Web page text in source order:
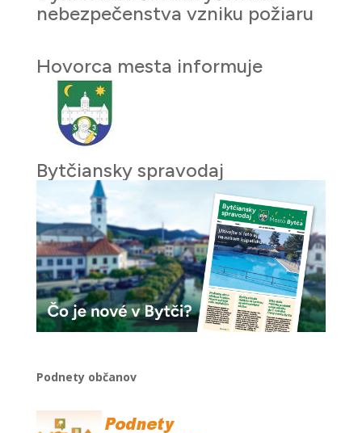
nebezpečenstva vzniku požiaru
Hovorca mesta informuje
Bytčiansky spravodaj
Podnety občanov